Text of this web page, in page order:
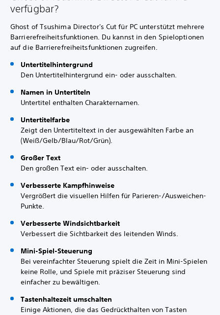
verfügbar?
Ghost of Tsushima Director's Cut für PC unterstützt mehrere
Barrierefreiheitsfunktionen. Du kannst in den Spieloptionen
auf die Barrierefreiheitsfunktionen zugreifen.
Untertitelhintergrund
Den Untertitelhintergrund ein- oder ausschalten.
Namen in Untertiteln
Untertitel enthalten Charakternamen.
Untertitelfarbe
Zeigt den Untertiteltext in der ausgewählten Farbe an
(Weiß/Gelb/Blau/Rot/Grün).
Großer Text
Den großen Text ein- oder ausschalten.
Verbesserte Kampfhinweise
Vergrößert die visuellen Hilfen für Parieren-/Ausweichen-
Punkte.
Verbesserte Windsichtbarkeit
Verbessert die Sichtbarkeit des leitenden Winds.
Mini-Spiel-Steuerung
Bei vereinfachter Steuerung spielt die Zeit in Mini-Spielen
keine Rolle, und Spiele mit präziser Steuerung sind
einfacher zu bewältigen.
Tastenhaltezeit umschalten
Einige Aktionen, die das Gedrückthalten von Tasten